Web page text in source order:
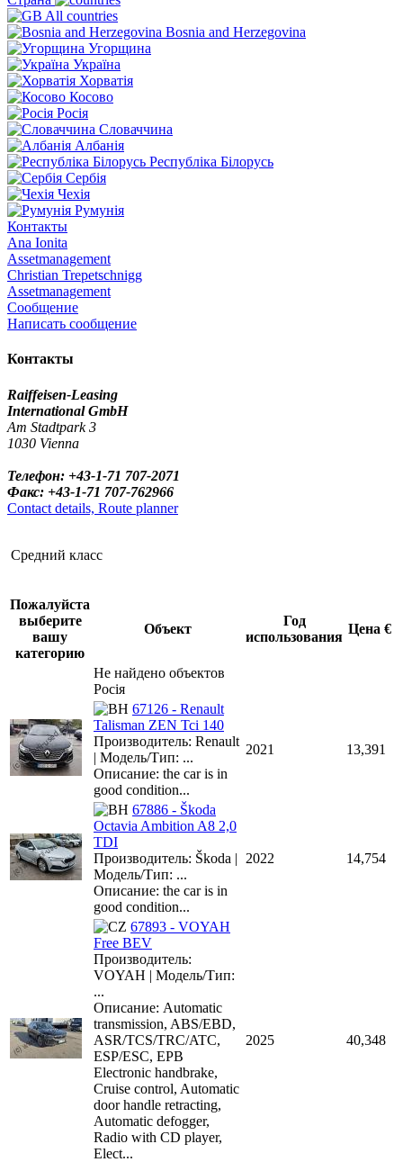
All countries
Bosnia and Herzegovina
Угорщина
Україна
Хорватія
Косово
Росія
Словаччина
Албанія
Республіка Білорусь
Сербія
Чехія
Румунія
Контакты
Ana Ionita
Assetmanagement
Christian Trepetschnigg
Assetmanagement
Сообщение
Написать сообщение
Контакты
Raiffeisen-Leasing
International GmbH
Am Stadtpark 3
1030 Vienna
Телефон: +43-1-71 707-2071
Факс: +43-1-71 707-762966
Contact details, Route planner
Средний класс
Пожалуйста
выберите
вашу
категорию
Объект
Год
использования
Цена €
Не найдено объектов
Росія
67126 - Renault
Talisman ZEN Tci 140
Производитель: Renault
| Модель/Тип: ...
Описание: the car is in
good condition...
2021 13,391
67886 - Škoda
Octavia Ambition A8 2,0
TDI
Производитель: Škoda |
Модель/Тип: ...
Описание: the car is in
good condition...
2022 14,754
67893 - VOYAH
Free BEV
Производитель:
VOYAH | Модель/Тип:
...
Описание: Automatic
transmission, ABS/EBD,
ASR/TCS/TRC/ATC,
ESP/ESC, EPB
Electronic handbrake,
Cruise control, Automatic
door handle retracting,
Automatic defogger,
Radio with CD player,
Elect...
2025 40,348